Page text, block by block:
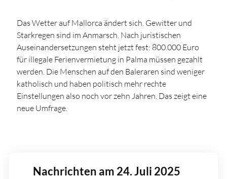
Das Wetter auf Mallorca ändert sich. Gewitter und
Starkregen sind im Anmarsch. Nach juristischen
Auseinandersetzungen steht jetzt fest: 800.000 Euro
für illegale Ferienvermietung in Palma müssen gezahlt
werden. Die Menschen auf den Baleraren sind weniger
katholisch und haben politisch mehr rechte
Einstellungen also noch vor zehn Jahren. Das zeigt eine
neue Umfrage.
Nachrichten am 24. Juli 2025